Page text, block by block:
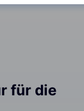
für die